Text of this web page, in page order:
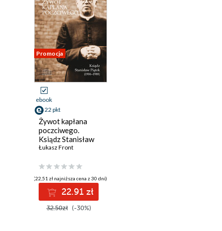
Promocja
ebook
22 pkt
Żywot kapłana
poczciwego.
Ksiądz Stanisław
Piątek (1906-
Łukasz Front
(22,51 zł najniższa cena z 30 dni)
22.91 zł
32.50zł (-30%)